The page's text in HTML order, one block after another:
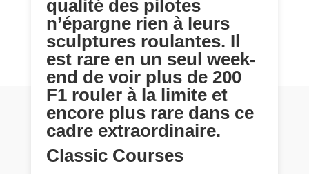
qualité des pilotes
n’épargne rien à leurs
sculptures roulantes. Il
est rare en un seul week-
end de voir plus de 200
F1 rouler à la limite et
encore plus rare dans ce
cadre extraordinaire.
Classic Courses